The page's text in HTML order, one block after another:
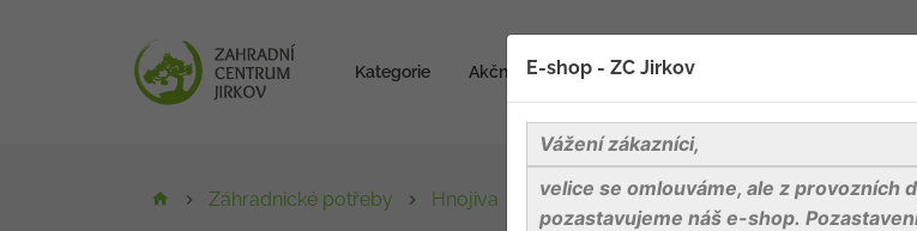
Kategorie Akční zboží Blog Kontakty
Záhradnické potřeby Hnojiva Cererit - 2,5 kg hoštický s guánem na
E-shop - ZC Jirkov
Vážení zákazníci,
velice se omlouváme, ale z provozních
pozastavujeme náš e-shop.